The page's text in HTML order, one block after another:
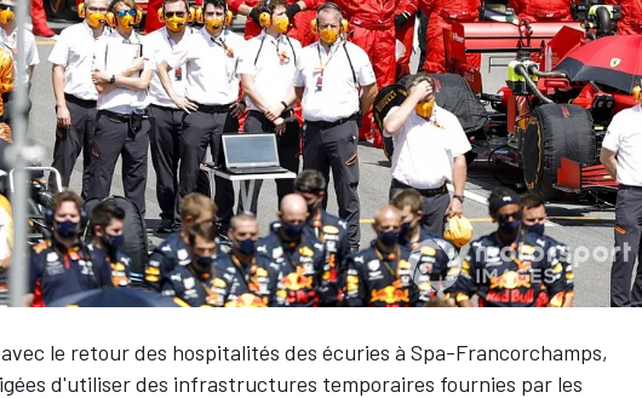
le retour des hospitalités des écuries à Spa-Francorchamps,
d'utiliser des infrastructures temporaires fournies par les